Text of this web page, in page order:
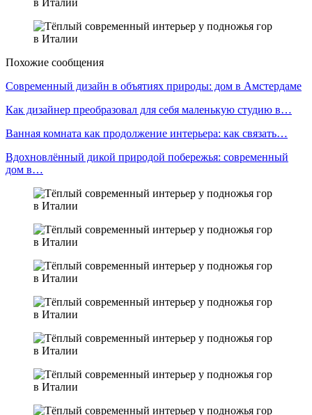
Похожие сообщения
Современный дизайн в объятиях природы: дом в Амстердаме
Как дизайнер преобразовал для себя маленькую студию в…
Ванная комната как продолжение интерьера: как связать…
Вдохновлённый дикой природой побережья: современный
дом в…